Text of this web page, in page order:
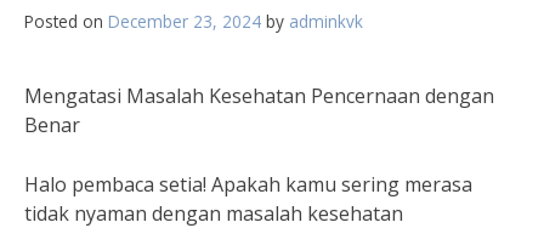
Posted on December 23, 2024 by adminkvk
Mengatasi Masalah Kesehatan Pencernaan dengan
Benar
Halo pembaca setia! Apakah kamu sering merasa
tidak nyaman dengan masalah kesehatan